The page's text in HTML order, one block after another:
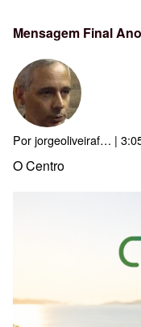
Mensagem Final
Porjorgeoliveiraf… |
O Centro